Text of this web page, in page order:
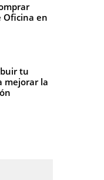
Oficina en
tu
mejorar la